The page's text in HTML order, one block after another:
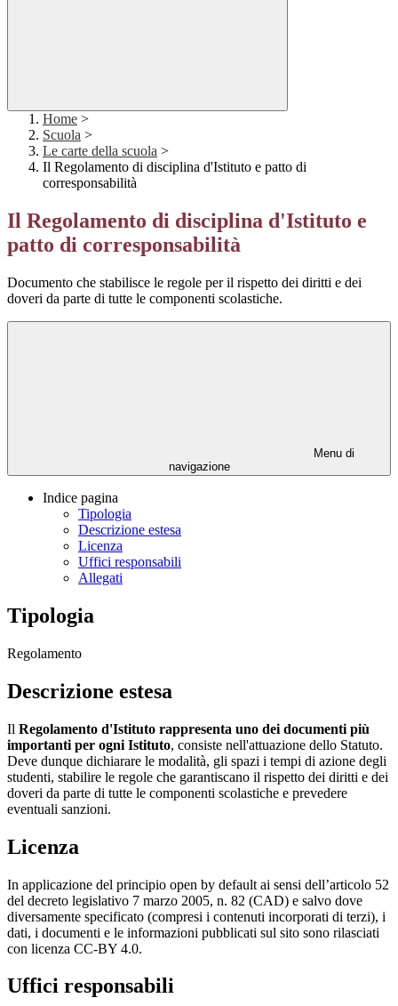
Home >
Scuola >
Le carte della scuola >
Il Regolamento di disciplina d'Istituto e patto di
corresponsabilità
Il Regolamento di disciplina d'Istituto e
patto di corresponsabilità
Documento che stabilisce le regole per il rispetto dei diritti e dei
doveri da parte di tutte le componenti scolastiche.
Menu di
navigazione
Indice pagina
Tipologia
Descrizione estesa
Licenza
Uffici responsabili
Allegati
Tipologia
Regolamento
Descrizione estesa
Il Regolamento d'Istituto rappresenta uno dei documenti più
importanti per ogni Istituto, consiste nell'attuazione dello Statuto.
Deve dunque dichiarare le modalità, gli spazi i tempi di azione degli
studenti, stabilire le regole che garantiscano il rispetto dei diritti e dei
doveri da parte di tutte le componenti scolastiche e prevedere
eventuali sanzioni.
Licenza
In applicazione del principio open by default ai sensi dell’articolo 52
del decreto legislativo 7 marzo 2005, n. 82 (CAD) e salvo dove
diversamente specificato (compresi i contenuti incorporati di terzi), i
dati, i documenti e le informazioni pubblicati sul sito sono rilasciati
con licenza CC-BY 4.0.
Uffici responsabili